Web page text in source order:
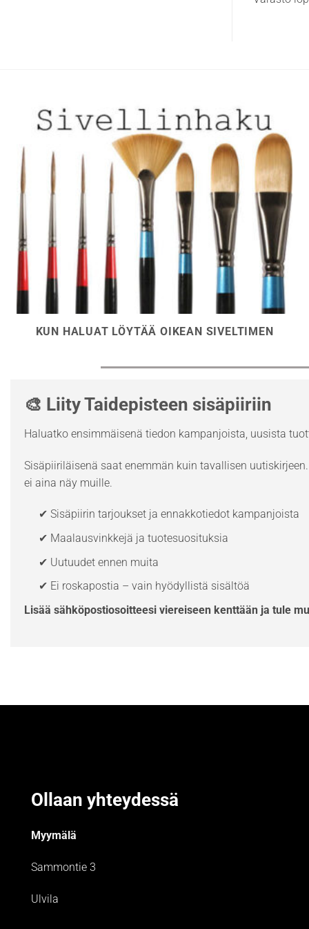
useampi
KUN HALUAT LÖYTÄÄ OIKEAN SIVELTIMEN
🎨 Liity Taidepisteen sisäpiiriin
Haluatko ensimmäisenä tiedon kampanjoista, uusista
Sisäpiiriläisenä saat enemmän kuin tavallisen
ei aina näy muille.
✔ Sisäpiirin tarjoukset ja ennakkotiedot kampanjoista
✔ Maalausvinkkejä ja tuotesuosituksia
✔ Uutuudet ennen muita
✔ Ei roskapostia – vain hyödyllistä sisältöä
Lisää sähköpostiosoitteesi viereiseen kenttään ja tule
Ollaan yhteydessä
Myymälä
Sammontie 3
Ulvila